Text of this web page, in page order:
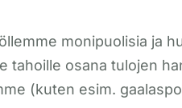
monipuolisia ja
tahoille osana tulojen
(kuten esim.